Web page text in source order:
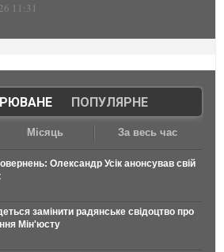
11:31
| ПОПУЛЯРНЕ
Місяць За весь час
Олександр Усік анонсував свій
замінити радянське свідоцтво про
Мін'юсту